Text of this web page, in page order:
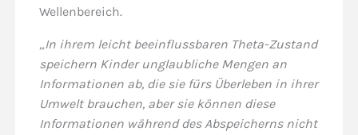
Wellenbereich.
„In ihrem leicht beeinflussbaren Theta-Zustand
speichern Kinder unglaubliche Mengen an
Informationen ab, die sie fürs Überleben in ihrer
Umwelt brauchen, aber sie können diese
Informationen während des Abspeicherns nicht